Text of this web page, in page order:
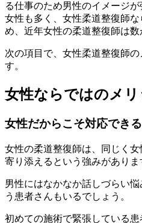
る仕事のため男性のイメージ
女性も多く、 女性柔道整復師
め、近年女性の柔道整復師は数
次の項目で、女性柔道整復師
す。
女性ならではのメ
女性だからこそ対応でき
女性の柔道整復師は、同じく
寄り添えるという強みがありま
男性にはなかなか話しづらい
う患者さんもいるでしょう。
初めての施術で緊張している